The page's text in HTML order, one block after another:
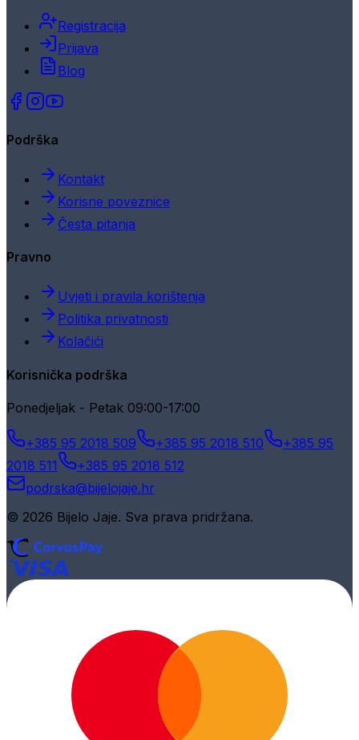
Registracija
Prijava
Blog
Podrška
Kontakt
Korisne poveznice
Česta pitanja
Pravno
Uvjeti i pravila korištenja
Politika privatnosti
Kolačići
Korisnička podrška
Ponedjeljak - Petak 09:00-17:00
+385 95 2018 509 +385 95 2018 510
+385 95
2018 511
+385 95 2018 512
podrska@bijelojaje.hr
© 2026 Bijelo Jaje. Sva prava pridržana.